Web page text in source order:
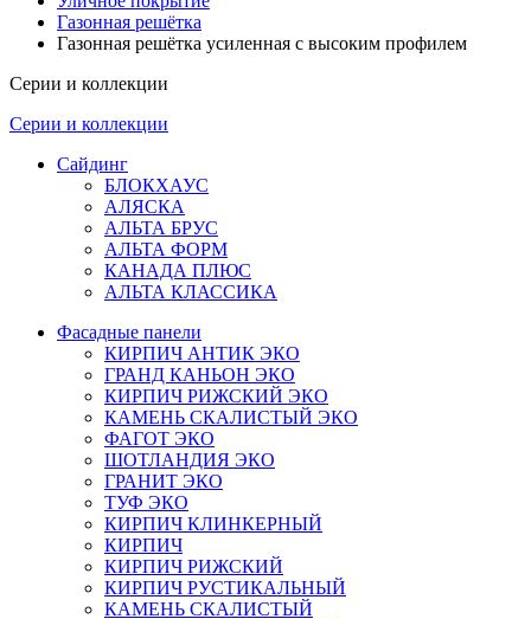
Газонная решётка
Газонная решётка усиленная с высоким профилем
Серии и коллекции
Серии и коллекции
Сайдинг
БЛОКХАУС
АЛЯСКА
АЛЬТА БРУС
АЛЬТА ФОРМ
КАНАДА ПЛЮС
АЛЬТА КЛАССИКА
Фасадные панели
КИРПИЧ АНТИК ЭКО
ГРАНД КАНЬОН ЭКО
КИРПИЧ РИЖСКИЙ ЭКО
КАМЕНЬ СКАЛИСТЫЙ ЭКО
ФАГОТ ЭКО
ШОТЛАНДИЯ ЭКО
ГРАНИТ ЭКО
ТУФ ЭКО
КИРПИЧ КЛИНКЕРНЫЙ
КИРПИЧ
КИРПИЧ РИЖСКИЙ
КИРПИЧ РУСТИКАЛЬНЫЙ
КАМЕНЬ СКАЛИСТЫЙ